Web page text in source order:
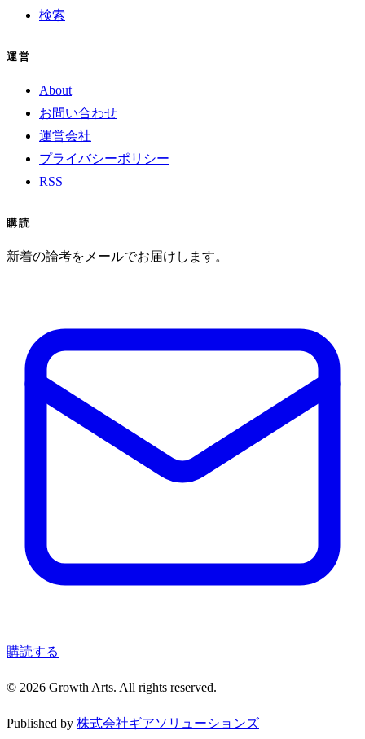
検索
運営
About
お問い合わせ
運営会社
プライバシーポリシー
RSS
購読
新着の論考をメールでお届けします。
購読する
© 2026 Growth Arts. All rights reserved.
Published by 株式会社ギアソリューションズ